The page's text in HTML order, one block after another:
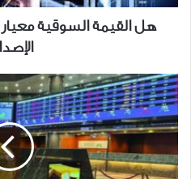
الإصدار؟
هل القيمة السوقية
مشتريات
الأجانب
في
البورصة